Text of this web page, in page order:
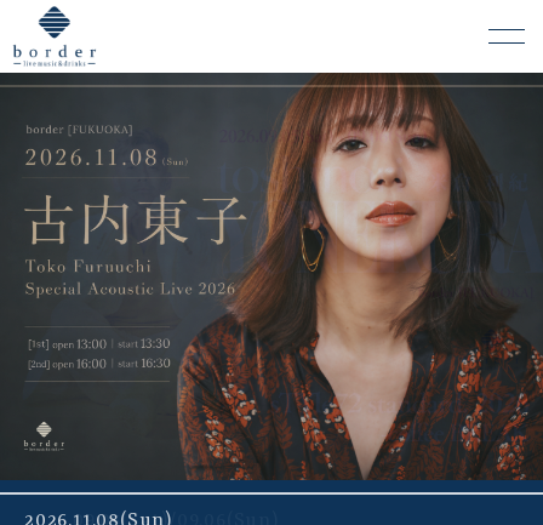
よくある質問
会場レンタルについて